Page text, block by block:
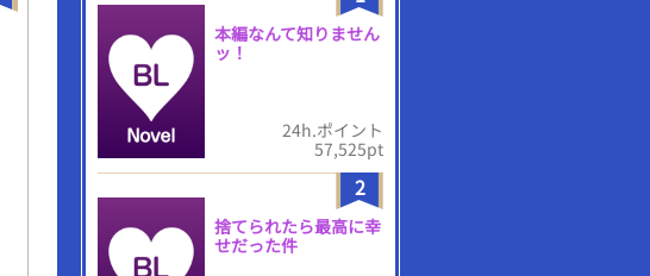
本編なんて知りません
ッ！
24h.ポイント
57,525pt
2
捨てられたら最高に幸
せだった件